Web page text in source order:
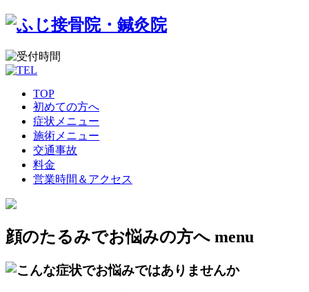
TOP
初めての方へ
症状メニュー
施術メニュー
交通事故
料金
営業時間＆アクセス
顔のたるみでお悩みの方へ menu